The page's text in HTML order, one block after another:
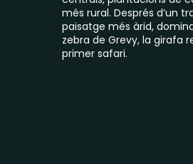
més rural. Després d’un
paisatge més àrid,
zebra de Grevy, la girafa
primer safari.